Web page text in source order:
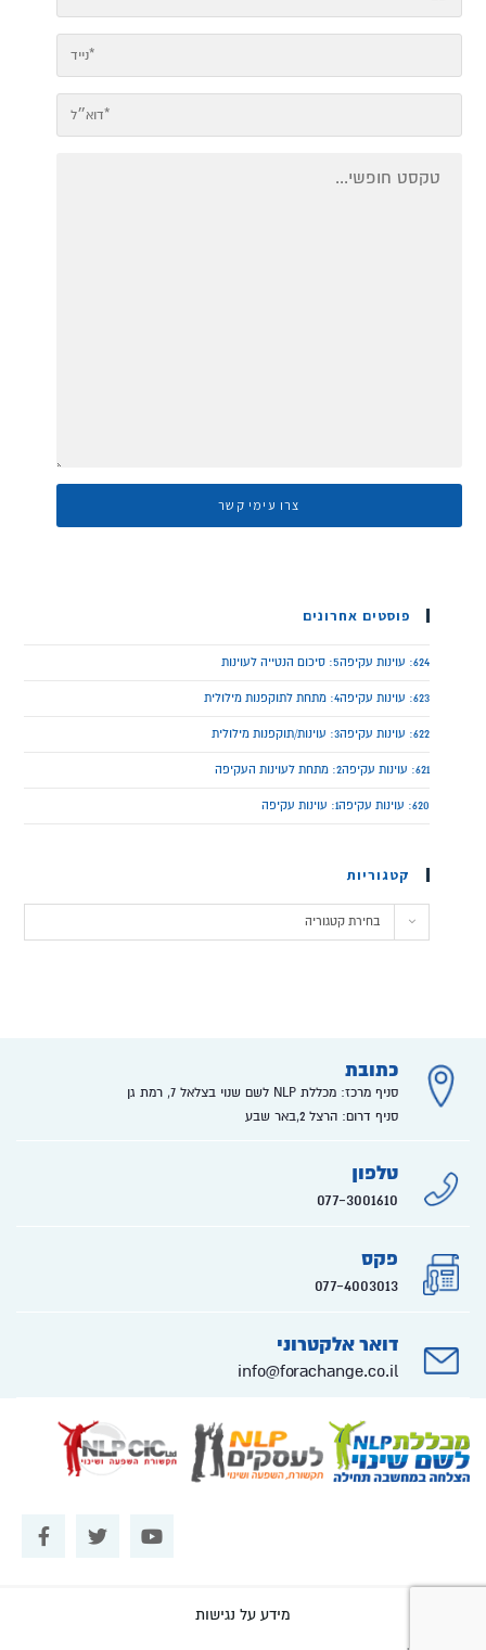
פוסטים אחרונים
624: עוינות עקיפה5: סיכום הנטייה לעוינות
623: עוינות עקיפה4: מתחת לתוקפנות מילולית
622: עוינות עקיפה3: עוינות/תוקפנות מילולית
621: עוינות עקיפה2: מתחת לעוינות העקיפה
620: עוינות עקיפה1: עוינות עקיפה
קטגוריות
בחירת קטגוריה
כתובת
סניף מרכז: מכללת NLP לשם שנוי בצלאל 7, רמת גן
סניף דרום: הרצל 2,באר שבע
טלפון
077-3001610
פקס
077-4003013
דואר אלקטרוני
info@forachange.co.il
מידע על נגישות